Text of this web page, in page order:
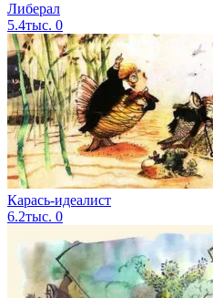
Либерал
5.4тыс. 0
Карась-идеалист
6.2тыс. 0